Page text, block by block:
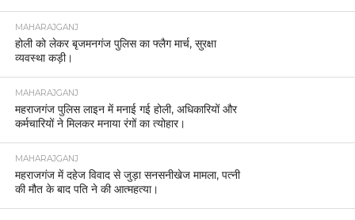
MAHARAJGANJ
होली को लेकर बृजमनगंज पुलिस का फ्लैग मार्च, सुरक्षा
व्यवस्था कड़ी।
MAHARAJGANJ
महराजगंज पुलिस लाइन में मनाई गई होली, अधिकारियों और
कर्मचारियों ने मिलकर मनाया रंगों का त्योहार।
MAHARAJGANJ
महराजगंज में दहेज विवाद से जुड़ा सनसनीखेज मामला, पत्नी
की मौत के बाद पति ने की आत्महत्या।